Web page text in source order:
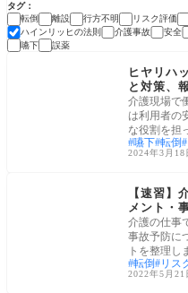
タグ
転倒
離設 行方不明 リスク評価
ハインリッヒの法則
介護事故 安全
嚥下
誤薬
ヒヤリハ
と対策、
介護現場で
は利用者の
な役割を担
状況や
嚥下 転倒
2024年3月18
【速習】
メント・
介護の仕事
事故予防に
トを整理し
きる可
転倒 リス
2022年5月21